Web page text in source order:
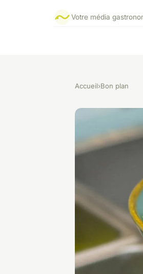
Votre média
Accueil›Bon plan